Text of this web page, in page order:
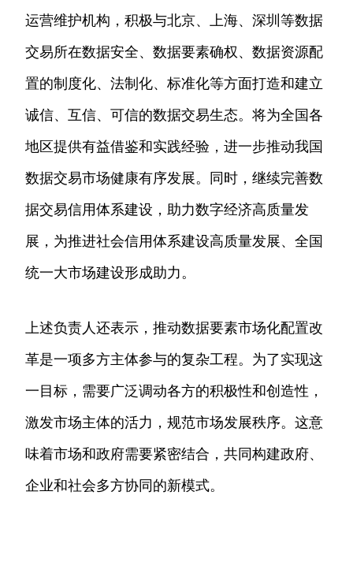
运营维护机构，积极与北京、上海、深圳等数据
交易所在数据安全、数据要素确权、数据资源配
置的制度化、法制化、标准化等方面打造和建立
诚信、互信、可信的数据交易生态。将为全国各
地区提供有益借鉴和实践经验，进一步推动我国
数据交易市场健康有序发展。同时，继续完善数
据交易信用体系建设，助力数字经济高质量发
展，为推进社会信用体系建设高质量发展、全国
统一大市场建设形成助力。
上述负责人还表示，推动数据要素市场化配置改
革是一项多方主体参与的复杂工程。为了实现这
一目标，需要广泛调动各方的积极性和创造性，
激发市场主体的活力，规范市场发展秩序。这意
味着市场和政府需要紧密结合，共同构建政府、
企业和社会多方协同的新模式。